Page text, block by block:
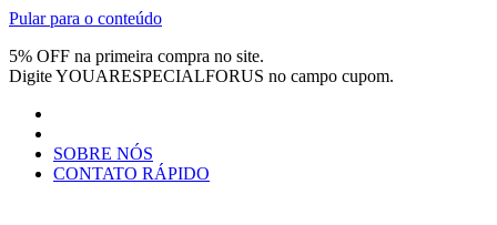
Pular para o conteúdo
5% OFF na primeira compra no site.
DigiteYOUARESPECIALFORUS no campo cupom.
SOBRE NÓS
CONTATO RÁPIDO